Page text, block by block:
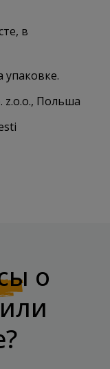
в
упаковке.
z.o.o., Польша
о